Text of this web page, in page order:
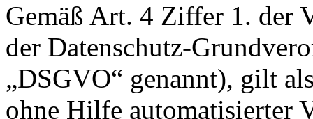
Gemäß Art. 4 Ziffer 1. der
der Datenschutz-
„DSGVO“ genannt), gilt
ohne Hilfe automatisierter